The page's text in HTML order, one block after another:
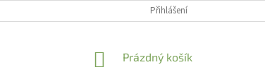
HODNOCENÍ OBCHODU
Přihlášení
NÁKUPNÍ
Prázdný košík